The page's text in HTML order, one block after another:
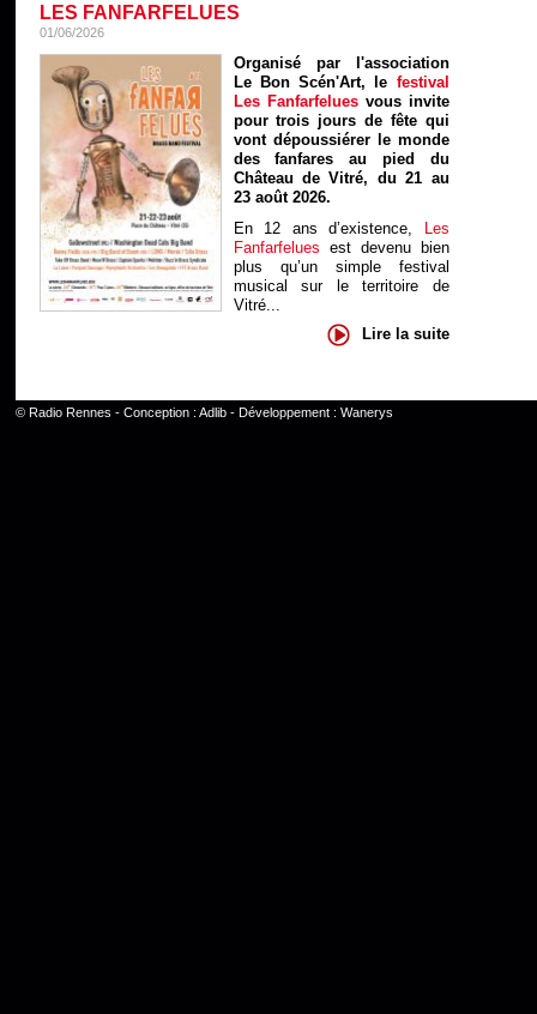
LES FANFARFELUES
01/06/2026
Organisé par l'association
Le Bon Scén'Art, le festival
Les Fanfarfelues vous invite
pour trois jours de fête qui
vont dépoussiérer le monde
des fanfares au pied du
Château de Vitré, du 21 au
23 août 2026.
En 12 ans d’existence, Les
Fanfarfelues est devenu bien
plus qu’un simple festival
musical sur le territoire de
Vitré...
Lire la suite
© Radio Rennes - Conception : Adlib- Développement : Wanerys